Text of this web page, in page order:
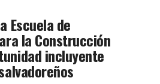
Escuela de
la Construcción
incluyente